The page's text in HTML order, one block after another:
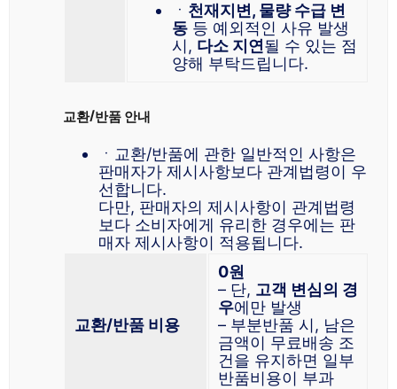
ㆍ 천재지변, 물량 수급 변
동 등 예외적인 사유 발생
시, 다소 지연될 수 있는 점
양해 부탁드립니다.
교환/반품 안내
ㆍ교환/반품에 관한 일반적인 사항은
판매자가 제시사항보다 관계법령이 우
선합니다.
다만, 판매자의 제시사항이 관계법령
보다 소비자에게 유리한 경우에는 판
매자 제시사항이 적용됩니다.
교환/반품 비용
0원
– 단, 고객 변심의 경
우에만 발생
– 부분반품 시, 남은
금액이 무료배송 조
건을 유지하면 일부
반품비용이 부과